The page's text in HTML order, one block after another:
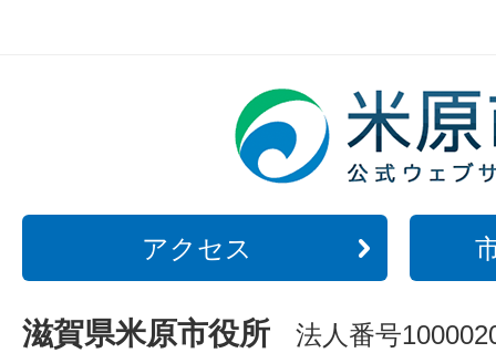
アクセス
滋賀県米原市役所 法人番号